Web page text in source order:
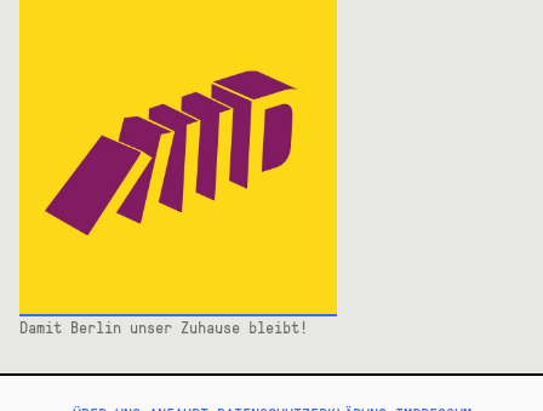
Damit Berlin unser Zuhause bleibt!